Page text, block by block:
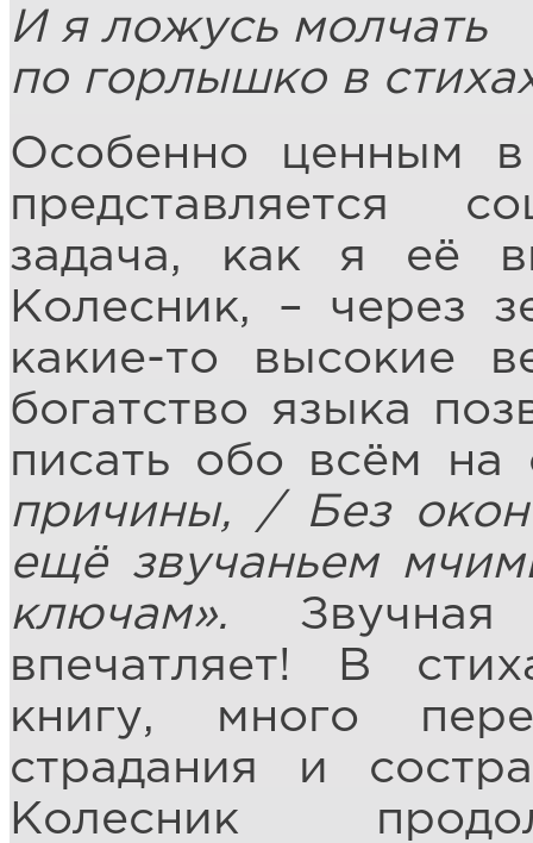
И я ложусь молчать
по горлышко в
Особенно ценным
представляется
задача, как я её
Колесник, – через
какие-то высокие
богатство языка
писать обо всём на
причины, / Без
ещё звучаньем
ключам». Звучная
впечатляет! В
книгу, много
страдания и
Колесник